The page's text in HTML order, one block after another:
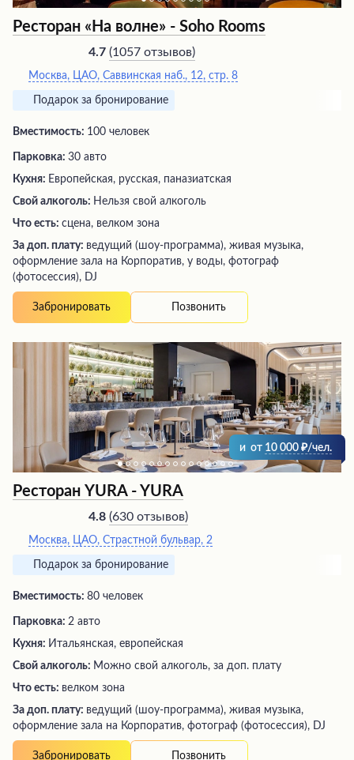
Ресторан «На волне» - Soho Rooms
4.7 (1057 отзывов)
Москва, ЦАО, Саввинская наб., 12, стр. 8
Подарок за бронирование
Вместимость: 100 человек
Парковка: 30 авто
Кухня: Европейская, русская, паназиатская
Свой алкоголь: Нельзя свой алкоголь
Что есть: сцена, велком зона
За доп. плату: ведущий (шоу-программа), живая музыка,
оформление зала на Корпоратив, у воды, фотограф
(фотосессия), DJ
Забронировать Позвонить
и от 10 000 /чел.
Ресторан YURA - YURA
4.8 (630 отзывов)
Москва, ЦАО, Страстной бульвар, 2
Подарок за бронирование
Вместимость: 80 человек
Парковка: 2 авто
Кухня: Итальянская, европейская
Свой алкоголь: Можно свой алкоголь, за доп. плату
Что есть: велком зона
За доп. плату: ведущий (шоу-программа), живая музыка,
оформление зала на Корпоратив, фотограф (фотосессия), DJ
Забронировать Позвонить